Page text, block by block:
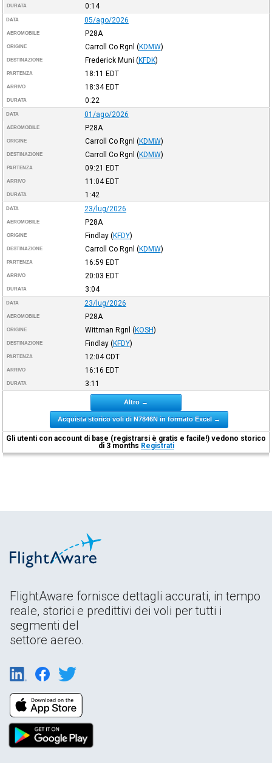
DURATA 0:14
DATA 05/ago/2026
AEROMOBILE P28A
ORIGINE Carroll Co Rgnl (KDMW)
DESTINAZIONE Frederick Muni (KFDK)
PARTENZA 18:11 EDT
ARRIVO 18:34EDT
DURATA 0:22
DATA 01/ago/2026
AEROMOBILE P28A
ORIGINE Carroll Co Rgnl (KDMW)
DESTINAZIONE Carroll Co Rgnl (KDMW)
PARTENZA 09:21 EDT
ARRIVO 11:04EDT
DURATA 1:42
DATA 23/lug/2026
AEROMOBILE P28A
ORIGINE Findlay (KFDY)
DESTINAZIONE Carroll Co Rgnl (KDMW)
PARTENZA 16:59 EDT
ARRIVO 20:03 EDT
DURATA 3:04
DATA 23/lug/2026
AEROMOBILE P28A
ORIGINE Wittman Rgnl (KOSH)
DESTINAZIONE Findlay (KFDY)
PARTENZA 12:04CDT
ARRIVO 16:16 EDT
DURATA 3:11
Altro →
Acquista storico voli di N7846N in formato Excel →
Gli utenti con account di base (registrarsi è gratis e facile!) vedono storico
di 3 months Registrati
FlightAware fornisce dettagli accurati, in tempo
reale, storici e predittivi dei voli per tutti i
segmenti del
settore aereo.